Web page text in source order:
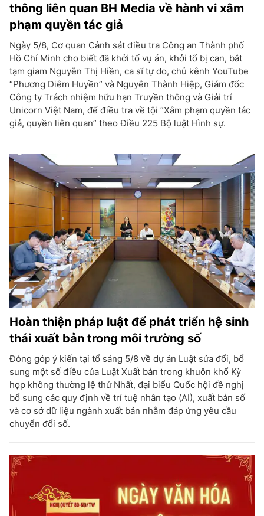
thông liên quan BH Media về hành vi xâm
phạm quyền tác giả
Ngày 5/8, Cơ quan Cảnh sát điều tra Công an Thành phố
Hồ Chí Minh cho biết đã khởi tố vụ án, khởi tố bị can, bắt
tạm giam Nguyễn Thị Hiền, ca sĩ tự do, chủ kênh YouTube
“Phương Diễm Huyền” và Nguyễn Thành Hiệp, Giám đốc
Công ty Trách nhiệm hữu hạn Truyền thông và Giải trí
Unicorn Việt Nam, để điều tra về tội “Xâm phạm quyền tác
giả, quyền liên quan” theo Điều 225 Bộ luật Hình sự.
Hoàn thiện pháp luật để phát triển hệ sinh
thái xuất bản trong môi trường số
Đóng góp ý kiến tại tổ sáng 5/8 về dự án Luật sửa đổi, bổ
sung một số điều của Luật Xuất bản trong khuôn khổ Kỳ
họp không thường lệ thứ Nhất, đại biểu Quốc hội đề nghị
bổ sung các quy định về trí tuệ nhân tạo (AI), xuất bản số
và cơ sở dữ liệu ngành xuất bản nhằm đáp ứng yêu cầu
chuyển đổi số.